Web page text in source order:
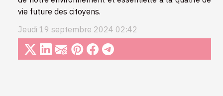
vie future des citoyens.
Jeudi 19 septembre 2024 02:42